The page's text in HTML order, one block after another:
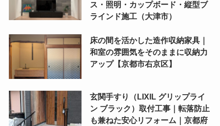
ス・照明・カップボード・縦型ブ
ラインド施工（大津市）
床の間を活かした造作収納家具｜
和室の雰囲気をそのままに収納力
アップ【京都市右京区】
玄関手すり（LIXIL グリップライ
ン ブラック）取付工事｜転落防止
も兼ねた安心リフォーム｜京都府